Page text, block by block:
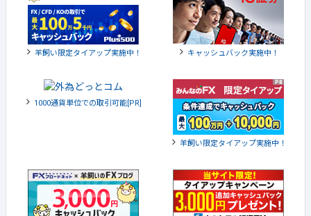
羊飼い限定タイアップ実施中！ キャッシュバック実施中！
1000通貨単位での取引可能[PR]
羊飼い限定タイアップ実施中！